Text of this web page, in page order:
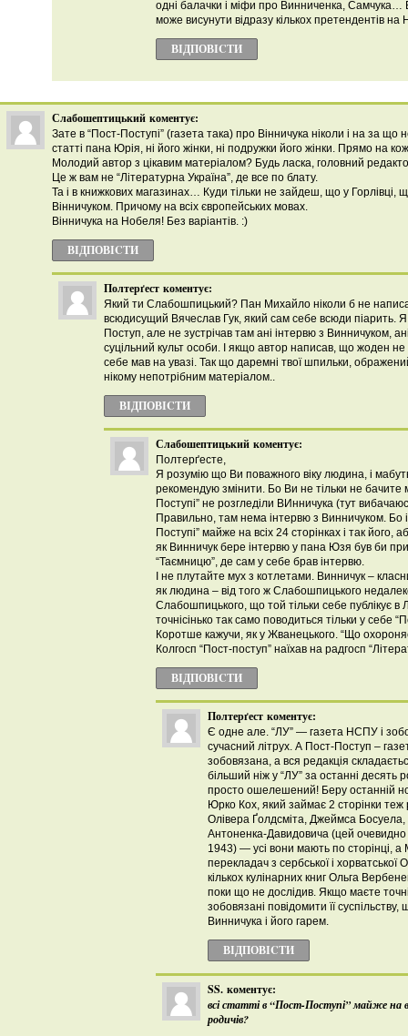
одні балачки і міфи про Винниченка, Самчука…
може висунути відразу кількох претендентів
ВІДПОВІCТИ
Слабошептицький коментує:
Зате в “Пост-Поступі” (газета така) про Вінничука ніколи і на за що
статті пана Юрія, ні його жінки, ні подружки його жінки. Прямо на
Молодий автор з цікавим матеріалом? Будь ласка, головний
Це ж вам не “Літературна Україна”, де все по блату.
Та і в книжкових магазинах… Куди тільки не зайдеш, що у Горлівці,
Вінничуком. Причому на всіх європейських мовах.
Вінничука на Нобеля! Без варіантів. :)
ВІДПОВІCТИ
Полтерґест коментує:
Який ти Слабошпицький? Пан Михайло ніколи б не
всюдисущий Вячеслав Гук, який сам себе всюди піарить.
Поступ, але не зустрічав там ані інтервю з Винничуком,
суцільний культ особи. І якщо автор написав, що жоден
себе мав на увазі. Так що даремні твої шпильки,
нікому непотрібним матеріалом..
ВІДПОВІCТИ
Слабошептицький коментує:
Полтерґесте,
Я розумію що Ви поважного віку людина, і
рекомендую змінити. Бо Ви не тільки не бачите
Поступі” не розгледіли ВИнничука (тут
Правильно, там нема інтервю з Винничуком. Бо
Поступі” майже на всіх 24 сторінках і так його,
як Винничук бере інтервю у пана Юзя був би
“Таємницю”, де сам у себе брав інтервю.
І не плутайте мух з котлетами. Винничук –
як людина – від того ж Слабошпицького
Слабошпицького, що той тільки себе публікує
точнісінько так само поводиться тільки у себе
Коротше кажучи, як у Жванецького. “Що
Колгосп “Пост-поступ” наїхав на радгосп
ВІДПОВІCТИ
Полтерґест коментує:
Є одне але. “ЛУ” — газета НСПУ і
сучасний літрух. А Пост-Поступ –
зобовязана, а вся редакція
більший ніж у “ЛУ” за останні десять
просто ошелешений! Беру останній
Юрко Кох, який займає 2 сторінки
Олівера Ґолдсміта, Джеймса
Антоненка-Давидовича (цей
1943) — усі вони мають по сторінці, а
перекладач з сербської і
кількох кулінарних книг Ольга
поки що не дослідив. Якщо маєте
зобовязані повідомити її
Винничука і його гарем.
ВІДПОВІCТИ
SS. коментує:
всі статті в “Пост-Поступі” майже на
родичів?